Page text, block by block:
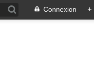
Connexion +